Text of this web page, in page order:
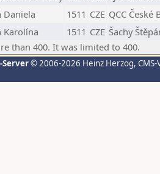
Daniela 1511 CZE QCC České
Karolína 1511 CZE Šachy
than 400. It was limited to 400.
Server© 2006-2026 Heinz Herzog,